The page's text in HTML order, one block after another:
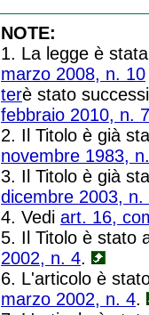
NOTE:
1. La legge è
marzo 2008, n. 10
terè stato
febbraio 2010, n. 7
2. Il Titolo è già
novembre 1983,
3. Il Titolo è già
dicembre 2003, n.
4. Vedi art. 16,
5. Il Titolo è stato
2002, n. 4.
6. L'articolo è
marzo 2002, n. 4.